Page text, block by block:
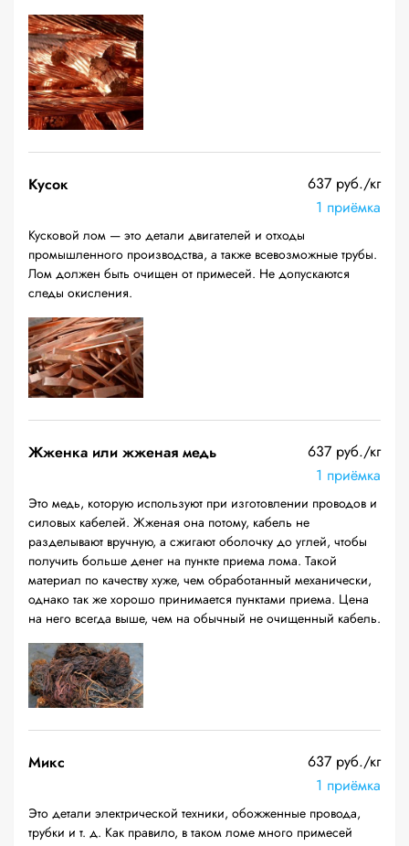
Кусок
637 руб./кг
1 приёмка
Кусковой лом — это детали двигателей и отходы
промышленного производства, а также всевозможные трубы.
Лом должен быть очищен от примесей. Не допускаются
следы окисления.
Жженка или жженая медь
637 руб./кг
1 приёмка
Это медь, которую используют при изготовлении проводов и
силовых кабелей. Жженая она потому, кабель не
разделывают вручную, а сжигают оболочку до углей, чтобы
получить больше денег на пункте приема лома. Такой
материал по качеству хуже, чем обработанный механически,
однако так же хорошо принимается пунктами приема. Цена
на него всегда выше, чем на обычный не очищенный кабель.
Микс
637 руб./кг
1 приёмка
Это детали электрической техники, обожженные провода,
трубки и т. д. Как правило, в таком ломе много примесей